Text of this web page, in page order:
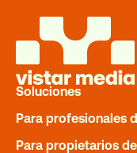
Soluciones
Para profesionales
Para propietarios